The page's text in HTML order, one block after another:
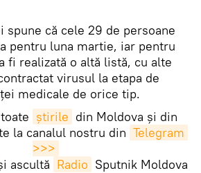
că cele 29 de persoane
pentru luna martie, iar pentru
fi realizată o altă listă, cu alte
virusul la etapa de
medicale de orice tip.
știrile din Moldova și din
la canalul nostru din Telegram
>>>
ascultă Radio Sputnik Moldova